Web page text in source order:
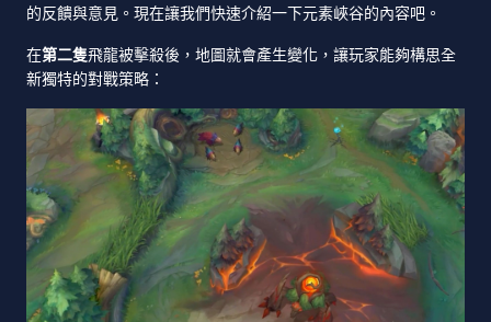
的反饋與意見。現在讓我們快速介紹一下元素峽谷的內容吧。
在第二隻飛龍被擊殺後，地圖就會產生變化，讓玩家能夠構思全
新獨特的對戰策略：